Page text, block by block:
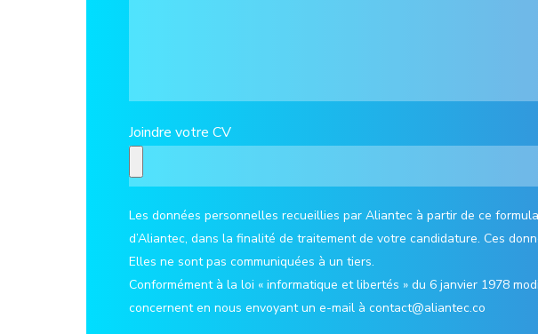
Joindre votre CV
Les données personnelles recueillies par Aliantec à partir de ce
d’Aliantec, dans la finalité de traitement de votre candidature. Ces
Elles ne sont pas communiquées à un tiers.
Conformément à la loi « informatique et libertés » du 6 janvier 1978
concernent en nous envoyant un e-mail à contact@aliantec.co